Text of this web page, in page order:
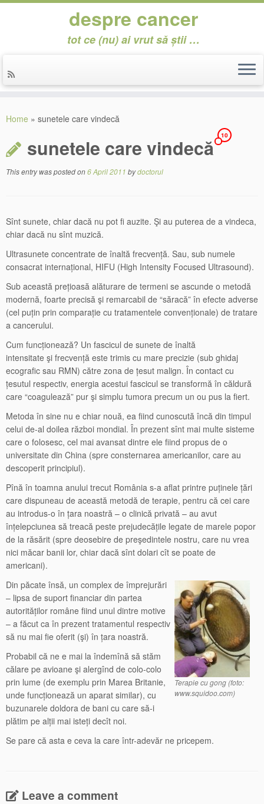
despre cancer
tot ce (nu) ai vrut să știi …
Home » sunetele care vindecă
sunetele care vindecă 10
This entry was posted on6 April 2011 bydoctorul
Sînt sunete, chiar dacă nu pot fi auzite. Şi au puterea de a vindeca,
chiar dacă nu sînt muzică.
Ultrasunete concentrate de înaltă frecvență. Sau, sub numele
consacrat internațional, HIFU (High Intensity Focused Ultrasound).
Sub această prețioasă alăturare de termeni se ascunde o metodă
modernă, foarte precisă şi remarcabil de “săracă” în efecte adverse
(cel puțin prin comparație cu tratamentele convenționale) de tratare
a cancerului.
Cum funcționează? Un fascicul de sunete de înaltă
intensitate şi frecvență este trimis cu mare precizie (sub ghidaj
ecografic sau RMN) către zona de țesut malign. În contact cu
țesutul respectiv, energia acestui fascicul se transformă în căldură
care “coagulează” pur şi simplu tumora precum un ou pus la fiert.
Metoda în sine nu e chiar nouă, ea fiind cunoscută încă din timpul
celui de-al doilea război mondial. În prezent sînt mai multe sisteme
care o folosesc, cel mai avansat dintre ele fiind propus de o
universitate din China (spre consternarea americanilor, care au
descoperit principiul).
Pînă în toamna anului trecut România s-a aflat printre puținele țări
care dispuneau de această metodă de terapie, pentru că cei care
au introdus-o în țara noastră – o clinică privată – au avut
înțelepciunea să treacă peste prejudecățile legate de marele popor
de la răsărit (spre deosebire de preşedintele nostru, care nu vrea
nici măcar banii lor, chiar dacă sînt dolari cît se poate de
americani).
Terapie cu gong (foto:
www.squidoo.com)
Din păcate însă, un complex de împrejurări
– lipsa de suport financiar din partea
autorităților române fiind unul dintre motive
– a făcut ca în prezent tratamentul respectiv
să nu mai fie oferit (şi) în țara noastră.
Probabil că ne e mai la îndemînă să stăm
călare pe avioane şi alergînd de colo-colo
prin lume (de exemplu prin Marea Britanie,
unde funcționează un aparat similar), cu
buzunarele doldora de bani cu care să-i
plătim pe alții mai isteți decît noi.
Se pare că asta e ceva la care într-adevăr ne pricepem.
Leave a comment